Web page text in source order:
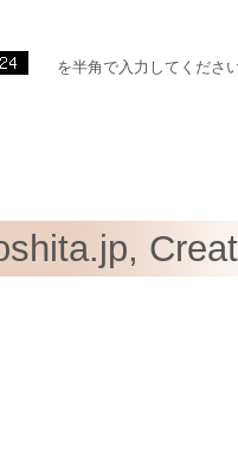
を半角で入力してくださ